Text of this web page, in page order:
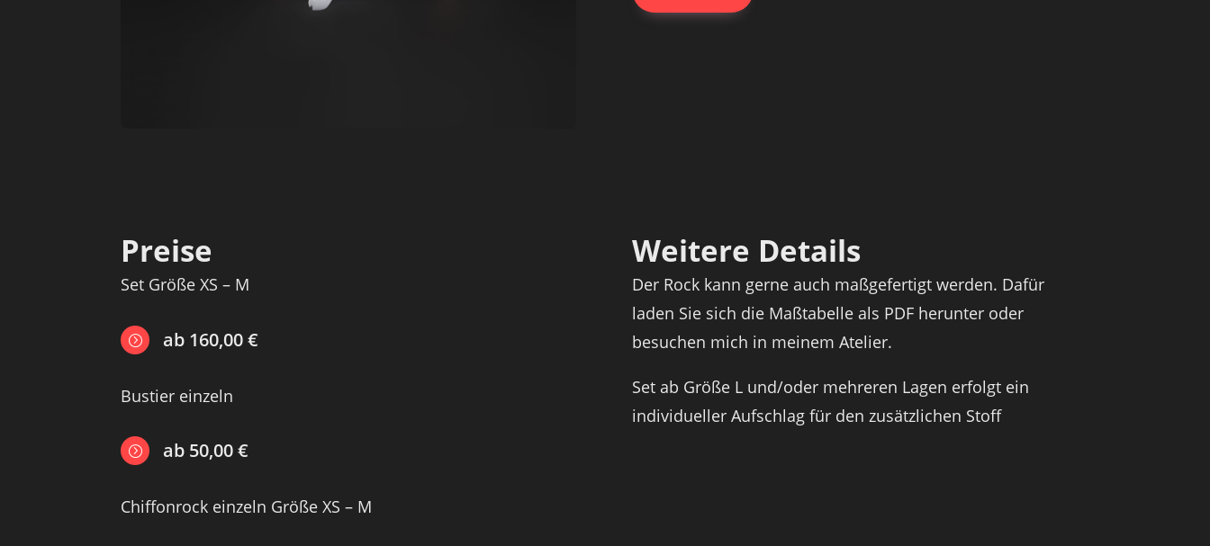
Preise
Set Größe XS – M
= ab 160,00 €
Bustier einzeln
= ab 50,00 €
Chiffonrock einzeln Größe XS – M
Weitere Details
Der Rock kann gerne auch maßgefertigt werden. Dafür
laden Sie sich die Maßtabelle als PDF herunter oder
besuchen mich in meinem Atelier.
Set ab Größe L und/oder mehreren Lagen erfolgt ein
individueller Aufschlag für den zusätzlichen Stoff